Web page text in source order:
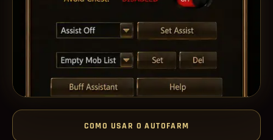
COMO USAR O AUTOFARM